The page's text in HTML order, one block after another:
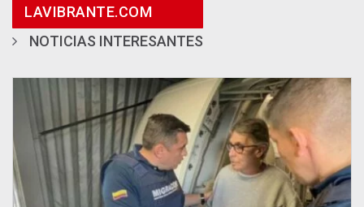
LAVIBRANTE.COM
NOTICIAS INTERESANTES